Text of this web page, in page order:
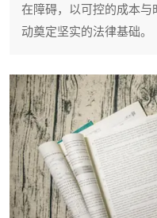
在障碍，以可控的成本
动奠定坚实的法律基础。